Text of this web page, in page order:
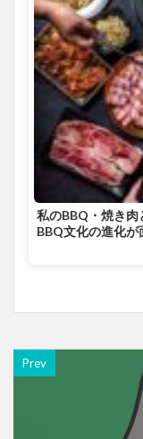
私のBBQ・焼き
BBQ文化の進化
Prev